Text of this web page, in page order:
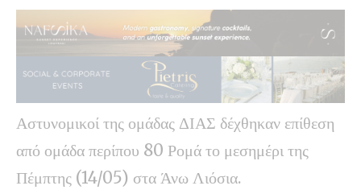
Αστυνομικοί της ομάδας ΔΙΑΣ δέχθηκαν επίθεση
από ομάδα περίπου 80 Ρομά το μεσημέρι της
Πέμπτης (14/05) στα Άνω Λιόσια.